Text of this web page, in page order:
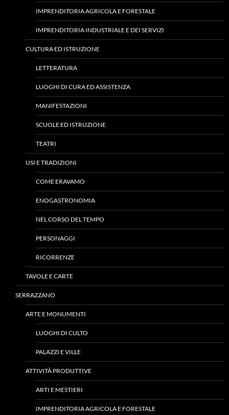
IMPRENDITORIA AGRICOLA E FORESTALE
IMPRENDITORIA INDUSTRIALE E DEI SERVIZI
CULTURA ED ISTRUZIONE
LETTERATURA
LUOGHI DI CURA ED ASSISTENZA
MANIFESTAZIONI
SCUOLE ED ISTRUZIONE
TEATRI
USI E TRADIZIONI
COME ERAVAMO
ENOGASTRONOMIA
NEL CORSO DEL TEMPO
PERSONAGGI
RICORRENZE
TAVOLE E CARTE
SERRAZZANO
ARTE E MONUMENTI
LUOGHI DI CULTO
PALAZZI E VILLE
ATTIVITÀ PRODUTTIVE
ARTI E MESTIERI
IMPRENDITORIA AGRICOLA E FORESTALE